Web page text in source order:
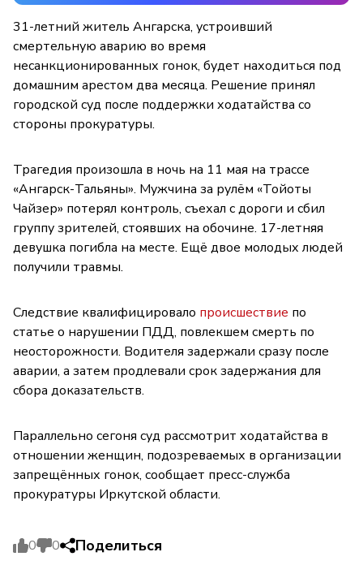
31-летний житель Ангарска, устроивший
смертельную аварию во время
несанкционированных гонок, будет находиться под
домашним арестом два месяца. Решение принял
городской суд после поддержки ходатайства со
стороны прокуратуры.
Трагедия произошла в ночь на 11 мая на трассе
«Ангарск-Тальяны». Мужчина за рулём «Тойоты
Чайзер» потерял контроль, съехал с дороги и сбил
группу зрителей, стоявших на обочине. 17-летняя
девушка погибла на месте. Ещё двое молодых людей
получили травмы.
Следствие квалифицировало происшествие по
статье о нарушении ПДД, повлекшем смерть по
неосторожности. Водителя задержали сразу после
аварии, а затем продлевали срок задержания для
сбора доказательств.
Параллельно сегоня суд рассмотрит ходатайства в
отношении женщин, подозреваемых в организации
запрещённых гонок, сообщает пресс-служба
прокуратуры Иркутской области.
0 0 Поделиться